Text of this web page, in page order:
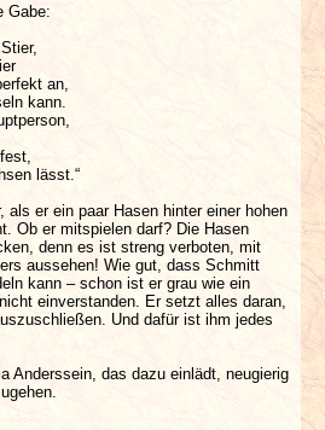
Gabe:
an,
kann.
lässt.“
als er ein paar Hasen hinter einer hohen
Ob er mitspielen darf? Die Hasen
denn es ist streng verboten, mit
aussehen! Wie gut, dass Schmitt
kann – schon ist er grau wie ein
einverstanden. Er setzt alles daran,
Und dafür ist ihm jedes
Anderssein, das dazu einlädt, neugierig